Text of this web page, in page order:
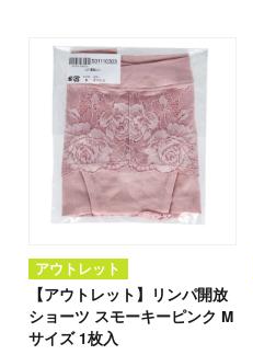
アウトレット
【アウトレット】リンパ開放
ショーツ スモーキーピンク M
サイズ 1枚入